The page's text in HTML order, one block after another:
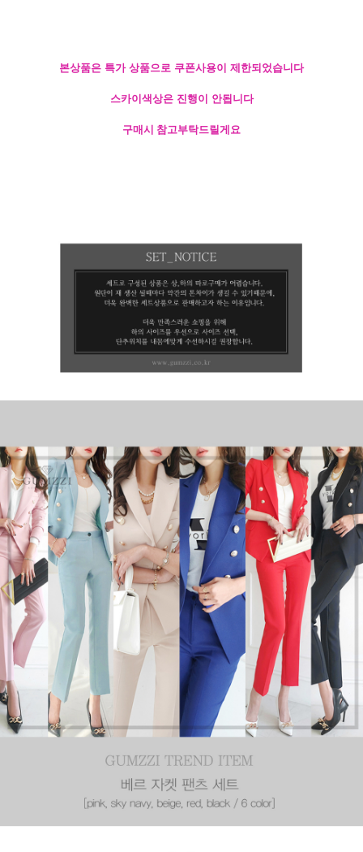
본상품은 특가 상품으로 쿠폰사용이 제한되었습니다
스카이색상은 진행이 안됩니다
구매시 참고부탁드릴게요